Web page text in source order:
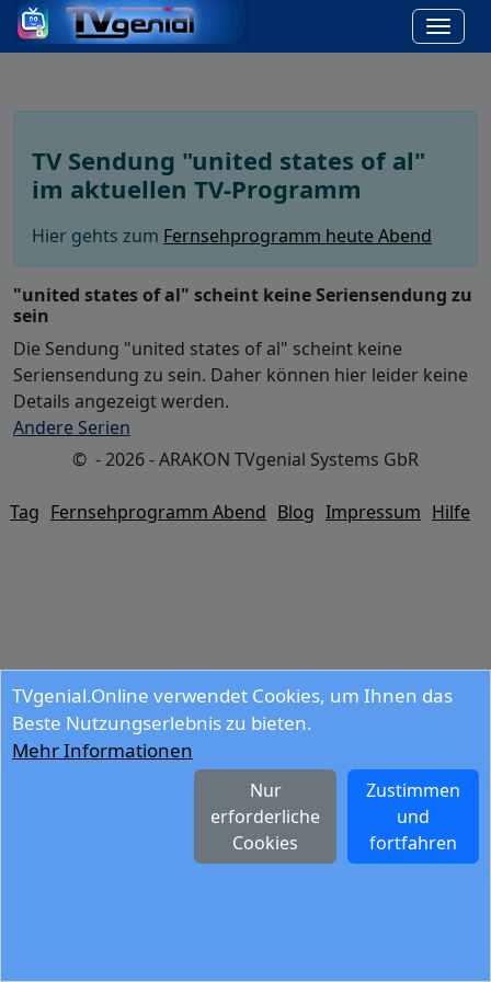
TVgenial.Online verwendet Cookies, um Ihnen das
Beste Nutzungserlebnis zu bieten.
Mehr Informationen
Zustimmen
und
fortfahren
Nur
erforderliche
Cookies
TV Sendung "united states of al"
im aktuellen TV-Programm
Hier gehts zum Fernsehprogramm heute Abend
"united states of al" scheint keine Seriensendung zu
sein
Die Sendung "united states of al" scheint keine
Seriensendung zu sein. Daher können hier leider keine
Details angezeigt werden.
Andere Serien
© - 2026 - ARAKON TVgenial Systems GbR
Tag Fernsehprogramm Abend Blog Impressum Hilfe